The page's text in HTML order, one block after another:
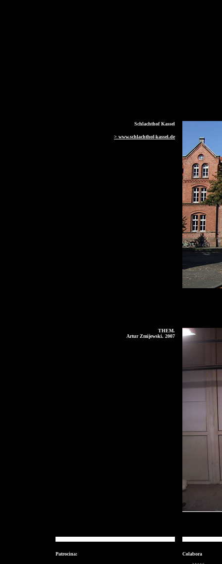
Schlachthof Kassel
> www.schlachthof-kassel.de
THEM.
Artur Zmijewski. 2007
Patrocina: Colabora